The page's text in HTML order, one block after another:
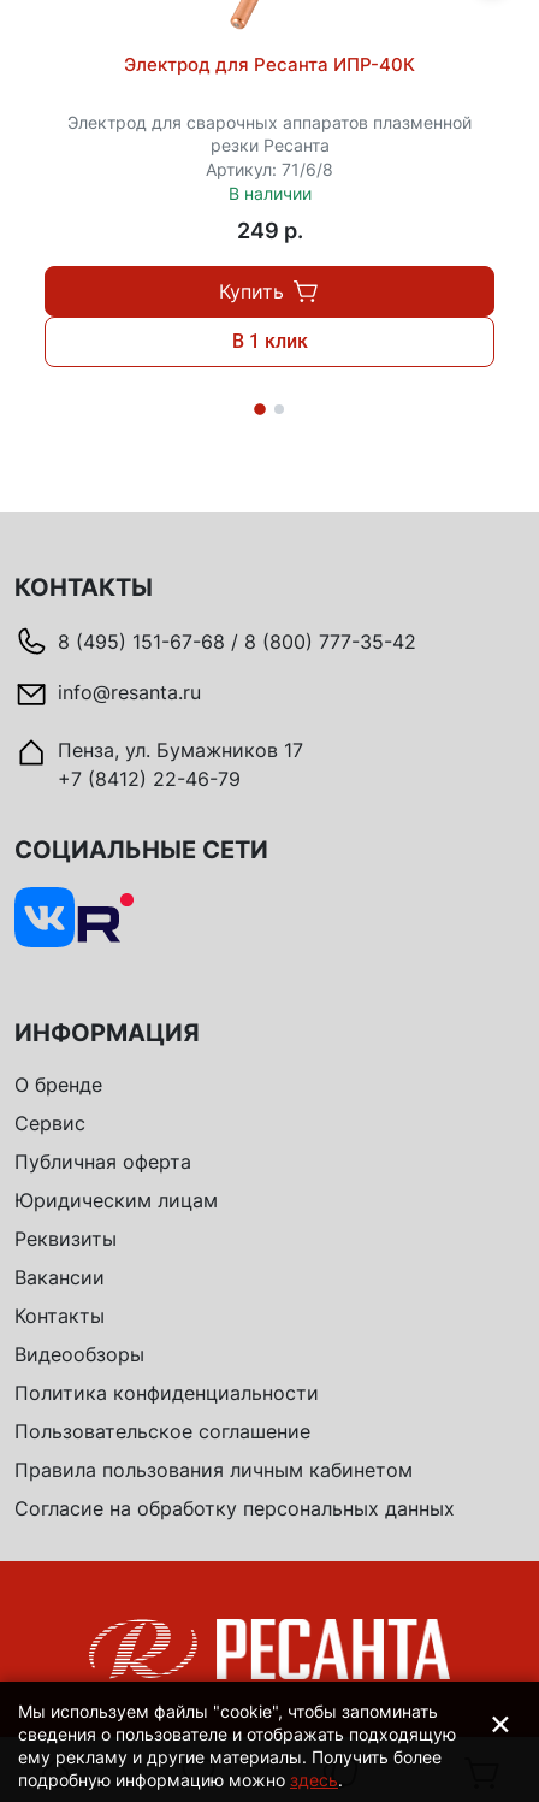
Электрод для Ресанта ИПР-40К
Электрод для сварочных аппаратов плазменной
резки Ресанта
Артикул: 71/6/8
В наличии
249 p.
Купить
В 1 клик
КОНТАКТЫ
8 (495) 151-67-68 / 8 (800) 777-35-42
info@resanta.ru
Пенза, ул. Бумажников 17
+7 (8412) 22-46-79
ИНФОРМАЦИЯ
О бренде
Сервис
Публичная оферта
Юридическим лицам
Реквизиты
Вакансии
Контакты
Видеообзоры
Политика конфиденциальности
Пользовательское соглашение
Правила пользования личным кабинетом
Согласие на обработку персональных данных
СОЦИАЛЬНЫЕ СЕТИ
Мы используем файлы "cookie", чтобы запоминать
сведения о пользователе и отображать подходящую
ему рекламу и другие материалы. Получить более
подробную информацию можно здесь.
×